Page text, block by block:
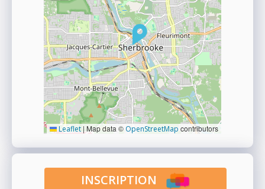
Leaflet | Map data © OpenStreetMap contributors
INSCRIPTION